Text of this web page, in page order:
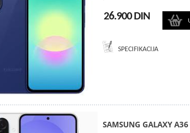
26.900 DIN
SPECIFIKACIJA
SAMSUNG GALAXY